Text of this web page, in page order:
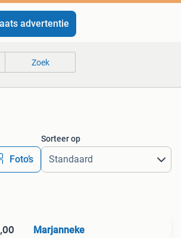
advertentie
Zoek
Foto’s
Sorteer op
Marjanneke